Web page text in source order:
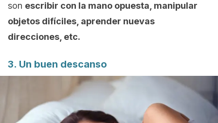
son escribir con la mano opuesta, manipular
objetos difíciles, aprender nuevas
direcciones, etc.
3. Un buen descanso